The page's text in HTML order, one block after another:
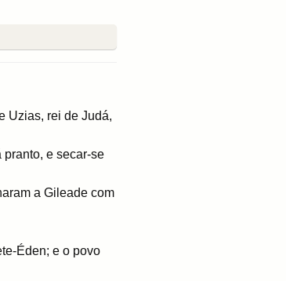
Uzias, rei de Judá,
e secar-se
a Gileade com
Éden; e o povo